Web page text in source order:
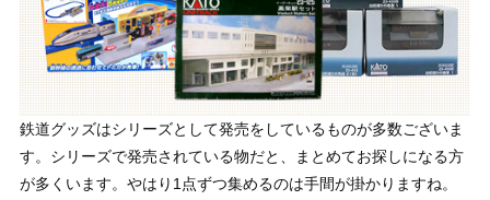
鉄道グッズはシリーズとして発売をしているものが多数ございま
す。シリーズで発売されている物だと、まとめてお探しになる方
が多くいます。やはり1点ずつ集めるのは手間が掛かりますね。